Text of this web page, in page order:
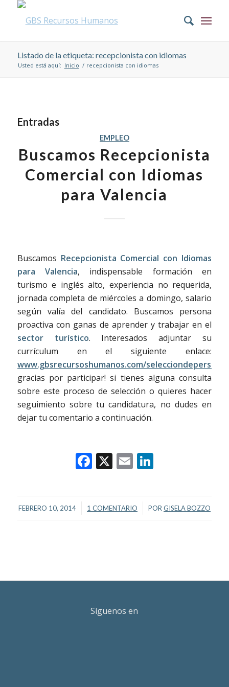
Listado de la etiqueta: recepcionista con idiomas
Usted está aquí: Inicio / recepcionista con idiomas
Entradas
EMPLEO
Buscamos Recepcionista
Comercial con Idiomas
para Valencia
Buscamos Recepcionista Comercial con Idiomas
para Valencia, indispensable formación en
turismo e inglés alto, experiencia no requerida,
jornada completa de miércoles a domingo, salario
según valía del candidato. Buscamos persona
proactiva con ganas de aprender y trabajar en el
sector turístico. Interesados adjuntar su
currículum en el siguiente enlace:
www.gbsrecursoshumanos.com/selecciondepersonal
gracias por participar! si tienes alguna consulta
sobre este proceso de selección o quieres hacer
seguimiento sobre tu candidatura, no dudes en
dejar tu comentario a continuación.
Facebook
X EmailLinkedIn
FEBRERO 10, 2014
/ 1 COMENTARIO
/ POR GISELA BOZZO
Síguenos en